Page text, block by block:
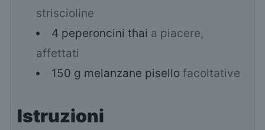
striscioline
4 peperoncini thai a piacere,
affettati
150 g melanzane pisello facoltative
Istruzioni